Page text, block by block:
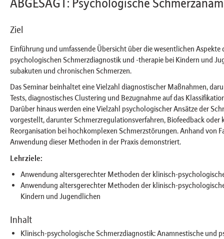
ABGESAGT: Psychologische
Ziel
Einführung und umfassende Übersicht über die wesentlichen Aspekte
psychologischen Schmerzdiagnostik und -therapie bei Kindern und
subakuten und chronischen Schmerzen.
Das Seminar beinhaltet eine Vielzahl diagnostischer Maßnahmen,
Tests, diagnostisches Clustering und Bezugnahme auf das
Darüber hinaus werden eine Vielzahl psychologischer Ansätze der
vorgestellt, darunter Schmerzregulationsverfahren, Biofeedback oder
Reorganisation bei hochkomplexen Schmerzstörungen. Anhand von
Anwendung dieser Methoden in der Praxis demonstriert.
Lehrziele:
Anwendung altersgerechter Methoden der klinisch-
Anwendung altersgerechter Methoden der klinisch-
Kindern und Jugendlichen
Inhalt
Klinisch-psychologische Schmerzdiagnostik: Anamnestische und